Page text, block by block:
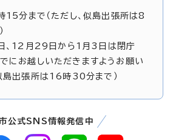
分まで（ただし、似島出張所は8
、12月29日から1月3日は閉庁
にお越しいただきますようお願い
似島出張所は16時30分まで）
公式SNS情報発信中